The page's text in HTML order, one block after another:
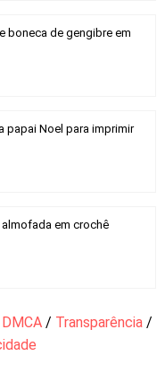
boneca de gengibre em
papai Noel para imprimir
em crochê
DMCA / Transparência /